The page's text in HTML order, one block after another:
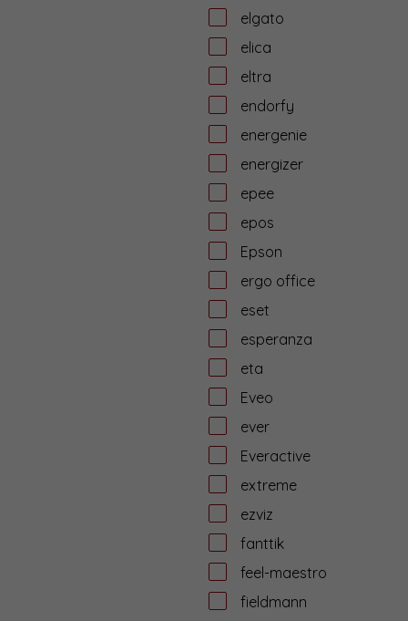
elgato
elica
eltra
endorfy
energenie
energizer
epee
epos
Epson
ergo office
eset
esperanza
eta
Eveo
ever
Everactive
extreme
ezviz
fanttik
feel-maestro
fieldmann